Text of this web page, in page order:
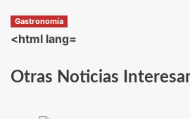
Gastronomía
<html lang=
Otras Noticias